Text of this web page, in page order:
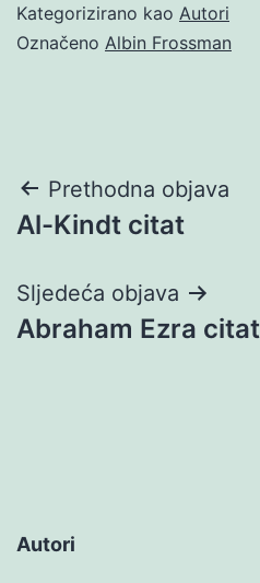
Kategorizirano kao Autori
Označeno Albin Frossman
Navigacija
objava
Prethodna objava
Al-Kindt citat
Sljedeća objava
Abraham Ezra citat
Autori